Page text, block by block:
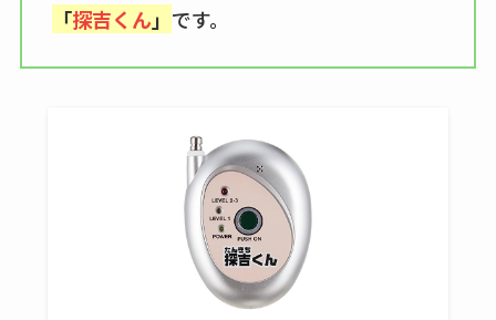
半額になるのはい
karseellはどこで売っ
てる？ロフトやハン
ズで買える？楽天や
amazonなど通販の販
売店も調査
「探吉くん」 です。